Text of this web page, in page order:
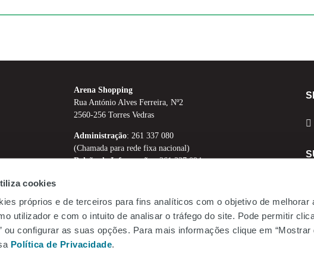
cookies
próprios e de terceiros para fins analíticos com o objetivo de melhorar
utilizador e com o intuito de analisar o tráfego do site. Pode permitir
ou configurar as suas opções. Para mais informações clique em “Mostrar
Política de Privacidade.
Arena Shopping
Rua António Alves Ferreira, Nº2
2560-256 Torres Vedras
Administração: 261 337 080
(Chamada para rede fixa nacional)
Balcão de Informações: 261 337 094
Emprego
Be.Mundicenter